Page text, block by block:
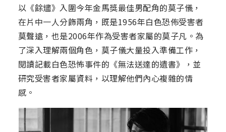
以《餘燼》入圍今年金馬獎最佳男配角的莫子儀，
在片中一人分飾兩角，既是1956年白色恐佈受害者
莫聲遠，也是2006年作為受害者家屬的莫子凡。為
了深入理解兩個角色，莫子儀大量投入準備工作，
閱讀記載白色恐怖事件的《無法送達的遺書》，並
研究受害者家屬資料，以理解他們內心複雜的情
感。